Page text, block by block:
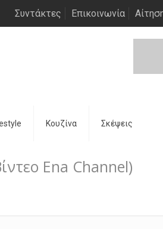
Συντάκτες Επικοινωνία
Κουζίνα Σκέψεις
Ena Channel)